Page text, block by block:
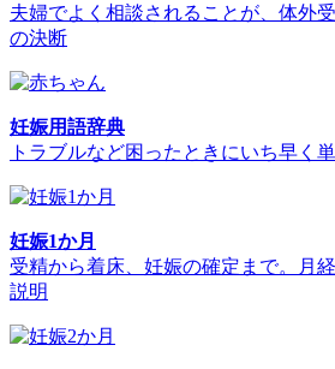
夫婦でよく相談されることが、体外
の決断
妊娠用語辞典
トラブルなど困ったときにいち早く
妊娠1か月
受精から着床、妊娠の確定まで。月
説明